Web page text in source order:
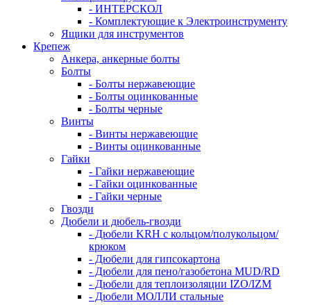
- ИНТЕРСКОЛ
- Комплектующие к Электроинструменту
Ящики для инструментов
Крепеж
Анкера, анкерные болты
Болты
- Болты нержавеющие
- Болты оцинкованные
- Болты черные
Винты
- Винты нержавеющие
- Винты оцинкованные
Гайки
- Гайки нержавеющие
- Гайки оцинкованные
- Гайки черные
Гвозди
Дюбели и дюбель-гвозди
- Дюбели KRH с кольцом/полукольцом/
крюком
- Дюбели для гипсокартона
- Дюбели для пено/газобетона MUD/RD
- Дюбели для теплоизоляции IZO/IZM
- Дюбели МОЛЛИ стальные